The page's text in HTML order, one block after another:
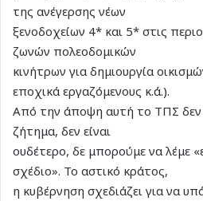
της ανέγερσης νέων
ξενοδοχείων 4* και 5* στις
ζωνών πολεοδομικών
κινήτρων για δημιουργία
εποχικά εργαζόμενους κ.ά.).
Από την άποψη αυτή το ΤΠΣ δεν
ζήτημα, δεν είναι
ουδέτερο, δε μπορούμε να λέμε
σχέδιο». Το αστικό κράτος,
η κυβέρνηση σχεδιάζει για να